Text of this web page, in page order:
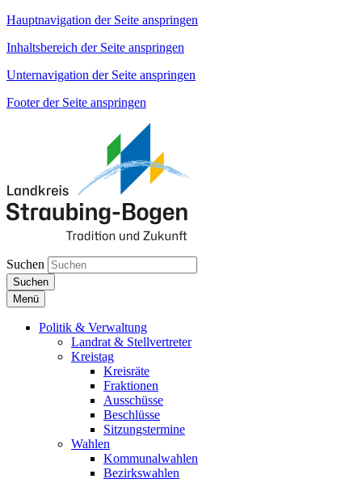
Hauptnavigation der Seite anspringen
Inhaltsbereich der Seite anspringen
Unternavigation der Seite anspringen
Footer der Seite anspringen
Suchen
Suchen
Menü
Politik & Verwaltung
Landrat & Stellvertreter
Kreistag
Kreisräte
Fraktionen
Ausschüsse
Beschlüsse
Sitzungstermine
Wahlen
Kommunalwahlen
Bezirkswahlen